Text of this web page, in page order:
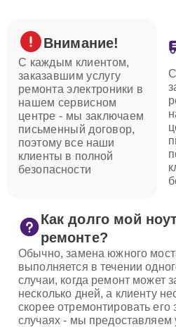
Внимание!
С каждым клиентом,
заказавшим услугу
ремонта электроники в
нашем сервисном
центре - мы заключаем
письменный договор,
поэтому все наши
клиенты в полной
безопасности
Как долго мой
ремонте?
Обычно, замена южного
выполняется в течении
случаи, когда ремонт может
несколько дней, а клиенту
скорее отремонтировать его
случаях - мы предоставляем